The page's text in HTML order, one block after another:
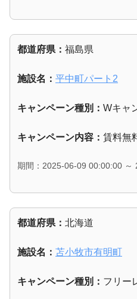
都道府県： 福島県
施設名： 平中町パート2
キャンペーン種別： Wキャ
キャンペーン内容： 賃料無
期間：2025-06-09 00:00:00 ～
都道府県： 北海道
施設名： 苫小牧市有明町
キャンペーン種別： フリー